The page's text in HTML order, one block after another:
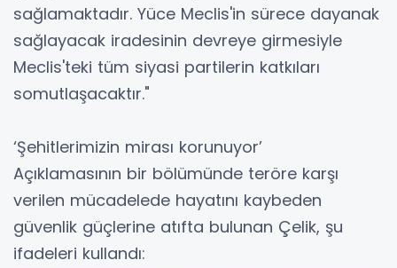
sağlamaktadır. Yüce Meclis'in sürece dayanak
sağlayacak iradesinin devreye girmesiyle
Meclis'teki tüm siyasi partilerin katkıları
somutlaşacaktır."
‘Şehitlerimizin mirası korunuyor’
Açıklamasının bir bölümünde teröre karşı
verilen mücadelede hayatını kaybeden
güvenlik güçlerine atıfta bulunan Çelik, şu
ifadeleri kullandı: